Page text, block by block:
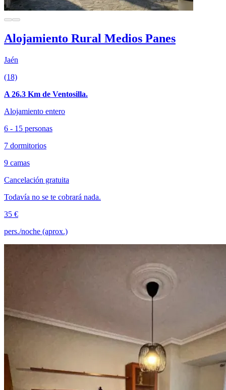
Alojamiento Rural Medios Panes
Jaén
(18)
A 26.3 Km de Ventosilla.
Alojamiento entero
6 - 15 personas
7 dormitorios
9 camas
Cancelación gratuita
Todavía no se te cobrará nada.
35 €
pers./noche (aprox.)